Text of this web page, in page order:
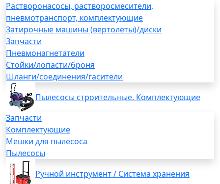
Растворонасосы, растворосмесители,
пневмотранспорт, комплектующие
Затирочные машины (вертолеты)/диски
Запчасти
Пневмонагнетатели
Стойки/лопасти/броня
Шланги/соединения/гасители
Пылесосы строительные. Комплектующие
Запчасти
Комплектующие
Мешки для пылесоса
Пылесосы
Ручной инструмент / Система хранения